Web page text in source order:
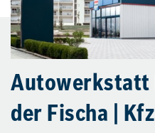
Autowerkstatt
der Fischa |